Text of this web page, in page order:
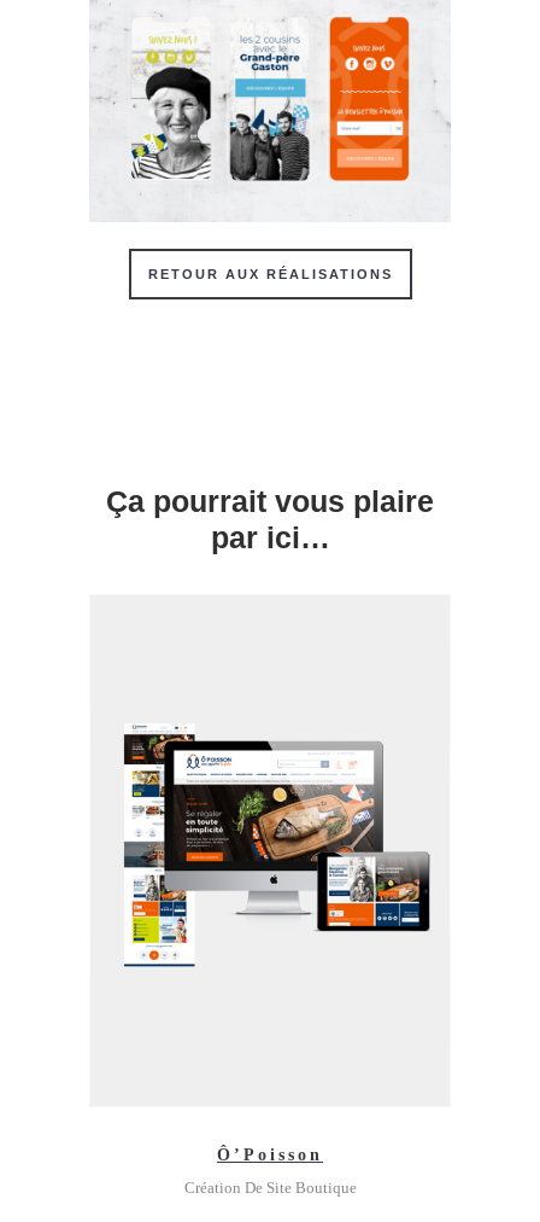
RETOUR AUX RÉALISATIONS
Ça pourrait vous plaire
par ici…
Ô’Poisson
Création De Site Boutique